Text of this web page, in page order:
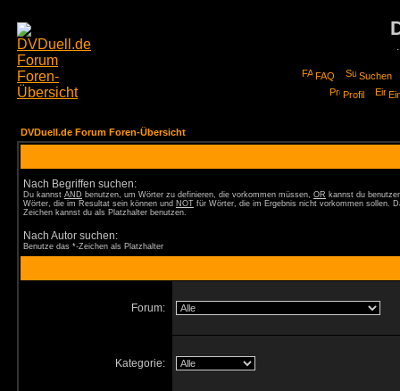
FAQ
Suchen
Profil
DVDuell.de Forum Foren-Übersicht
Nach Begriffen suchen:
Du kannst AND benutzen, um Wörter zu definieren, die vorkommen müssen, OR kannst du
Wörter, die im Resultat sein können und NOT für Wörter, die im Ergebnis nicht vorkommen sollen.
Zeichen kannst du als Platzhalter benutzen.
Nach Autor suchen:
Benutze das *-Zeichen als Platzhalter
Forum:
Kategorie: